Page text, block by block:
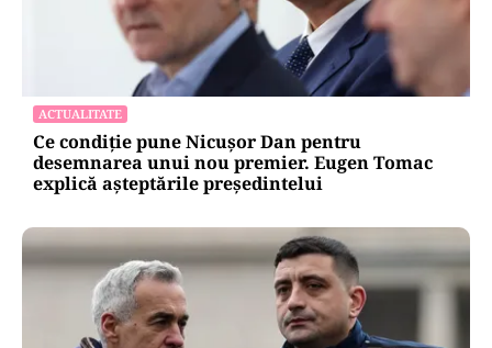
ACTUALITATE
Ce condiție pune Nicușor Dan pentru
desemnarea unui nou premier. Eugen Tomac
explică așteptările președintelui